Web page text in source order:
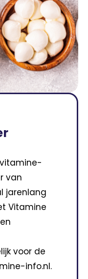
van
jarenlang
Vitamine
voor de
info.nl.